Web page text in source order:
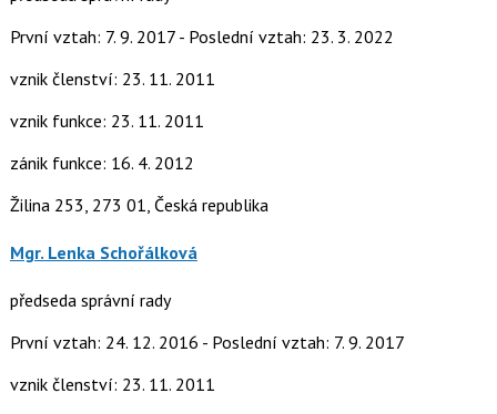
První vztah: 7. 9. 2017 - Poslední vztah: 23. 3. 2022
vznik členství: 23. 11. 2011
vznik funkce: 23. 11. 2011
zánik funkce: 16. 4. 2012
Žilina 253, 273 01, Česká republika
Mgr. Lenka Schořálková
předseda správní rady
První vztah: 24. 12. 2016 - Poslední vztah: 7. 9. 2017
vznik členství: 23. 11. 2011